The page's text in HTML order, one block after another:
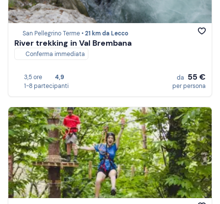
San Pellegrino Terme •21 km da Lecco
River trekking in Val Brembana
Conferma immediata
3,5 ore
4,9
1-8 partecipanti
da 55 €
per persona